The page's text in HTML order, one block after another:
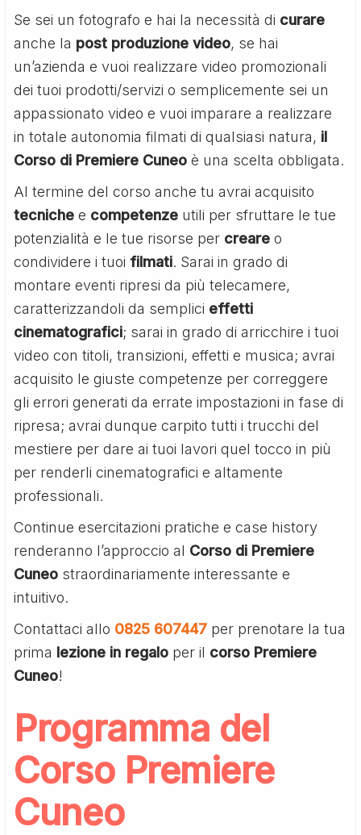
Se sei un fotografo e hai la necessità di curare
anche la post produzione video, se hai
un’azienda e vuoi realizzare video promozionali
dei tuoi prodotti/servizi o semplicemente sei un
appassionato video e vuoi imparare a realizzare
in totale autonomia filmati di qualsiasi natura, il
Corso di Premiere Cuneo è una scelta obbligata.
Al termine del corso anche tu avrai acquisito
tecniche e competenze utili per sfruttare le tue
potenzialità e le tue risorse per creare o
condividere i tuoi filmati. Sarai in grado di
montare eventi ripresi da più telecamere,
caratterizzandoli da semplici effetti
cinematografici; sarai in grado di arricchire i tuoi
video con titoli, transizioni, effetti e musica; avrai
acquisito le giuste competenze per correggere
gli errori generati da errate impostazioni in fase di
ripresa; avrai dunque carpito tutti i trucchi del
mestiere per dare ai tuoi lavori quel tocco in più
per renderli cinematografici e altamente
professionali.
Continue esercitazioni pratiche e case history
renderanno l’approccio al Corso di Premiere
Cuneo straordinariamente interessante e
intuitivo.
Contattaci allo 0825 607447 per prenotare la tua
prima lezione in regalo per il corso Premiere
Cuneo!
Programma del
Corso Premiere
Cuneo